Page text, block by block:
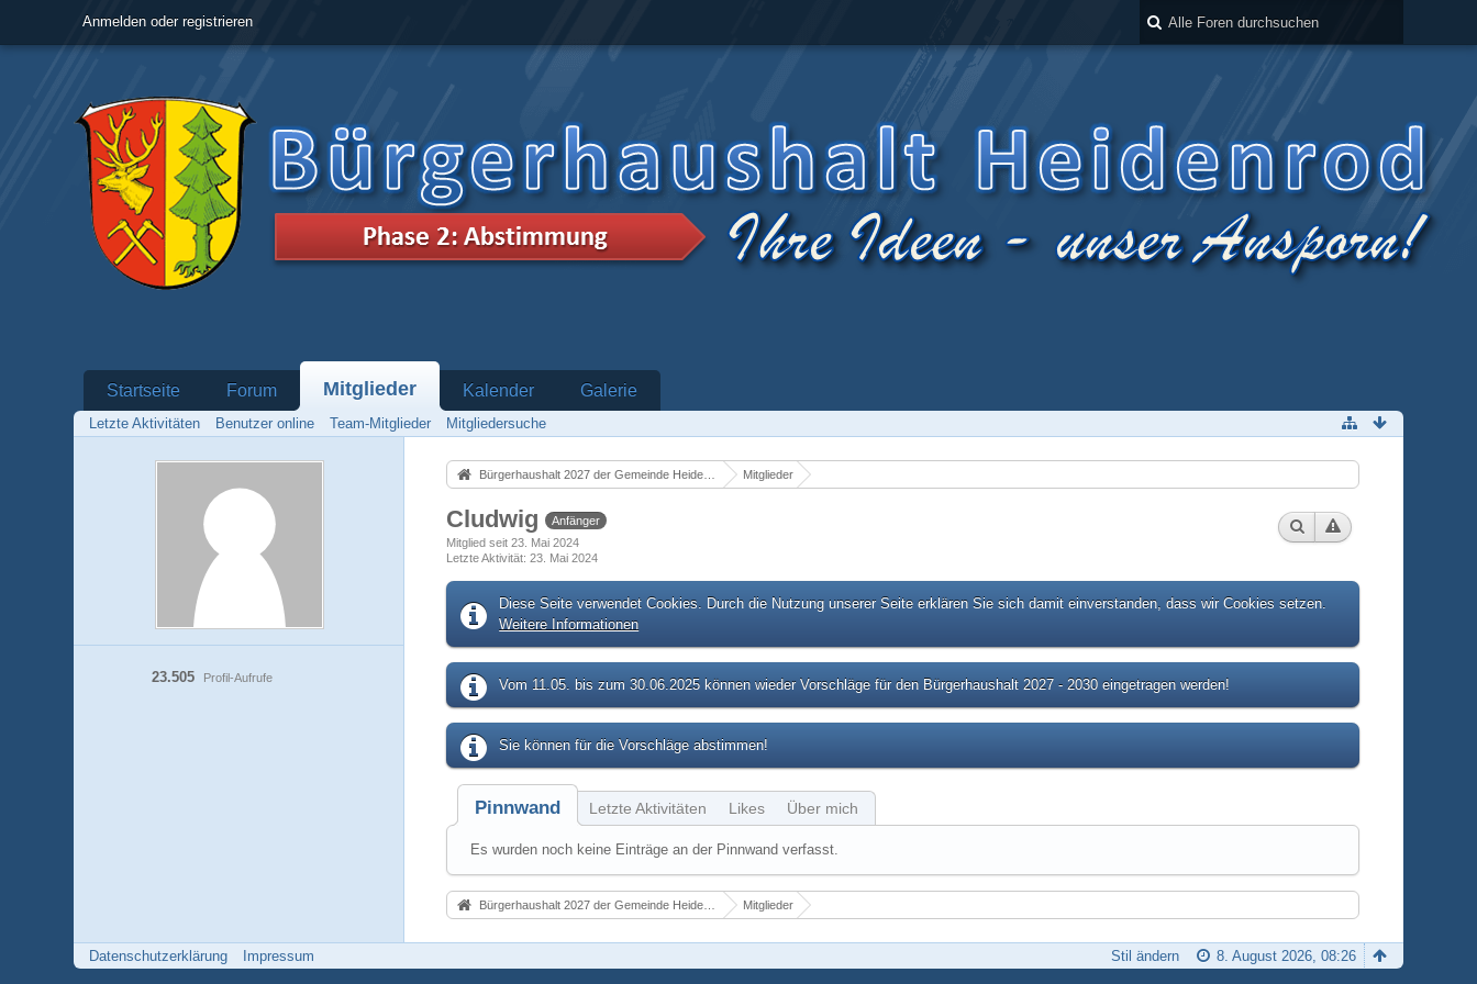
Anmelden oder registrieren
Startseite Forum Mitglieder Kalender Galerie
Letzte Aktivitäten Benutzer online Team-Mitglieder Mitgliedersuche
Profil-Aufrufe
23.505
Bürgerhaushalt 2027 der Gemeinde Heidenrod Mitglieder
Cludwig Anfänger
Mitglied seit 23. Mai 2024
Letzte Aktivität 23. Mai 2024
Diese Seite verwendet Cookies. Durch die Nutzung unserer Seite erklären Sie sich damit einverstanden, dass wir Cookies setzen.
Weitere Informationen
Vom 11.05. bis zum 30.06.2025 können wieder Vorschläge für den Bürgerhaushalt 2027 - 2030 eingetragen werden!
Sie können für die Vorschläge abstimmen!
Pinnwand Letzte Aktivitäten Likes Über mich
Es wurden noch keine Einträge an der Pinnwand verfasst.
Bürgerhaushalt 2027 der Gemeinde Heidenrod Mitglieder
Datenschutzerklärung Impressum 8. August 2026, 08:26
Stil ändern